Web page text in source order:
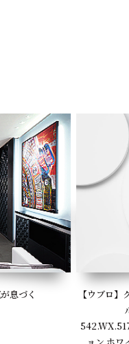
【ウブロ】クラシッ
ルーグラ
ョン ホワイトゴー